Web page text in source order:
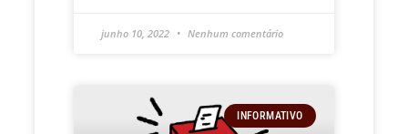
junho 10, 2022 Nenhum comentário
INFORMATIVO